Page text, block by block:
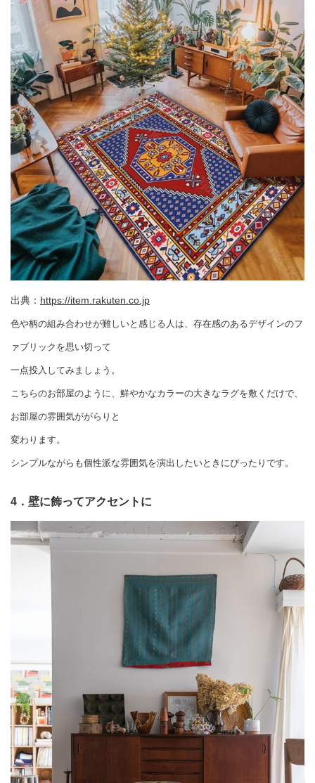
出典： https://item.rakuten.co.jp
色や柄の組み合わせが難しいと感じる人は、存在感のあるデザインのフ
ァブリックを思い切って
一点投入してみましょう。
こちらのお部屋のように、鮮やかなカラーの大きなラグを敷くだけで、
お部屋の雰囲気ががらりと
変わります。
シンプルながらも個性派な雰囲気を演出したいときにぴったりです。
4．壁に飾ってアクセントに